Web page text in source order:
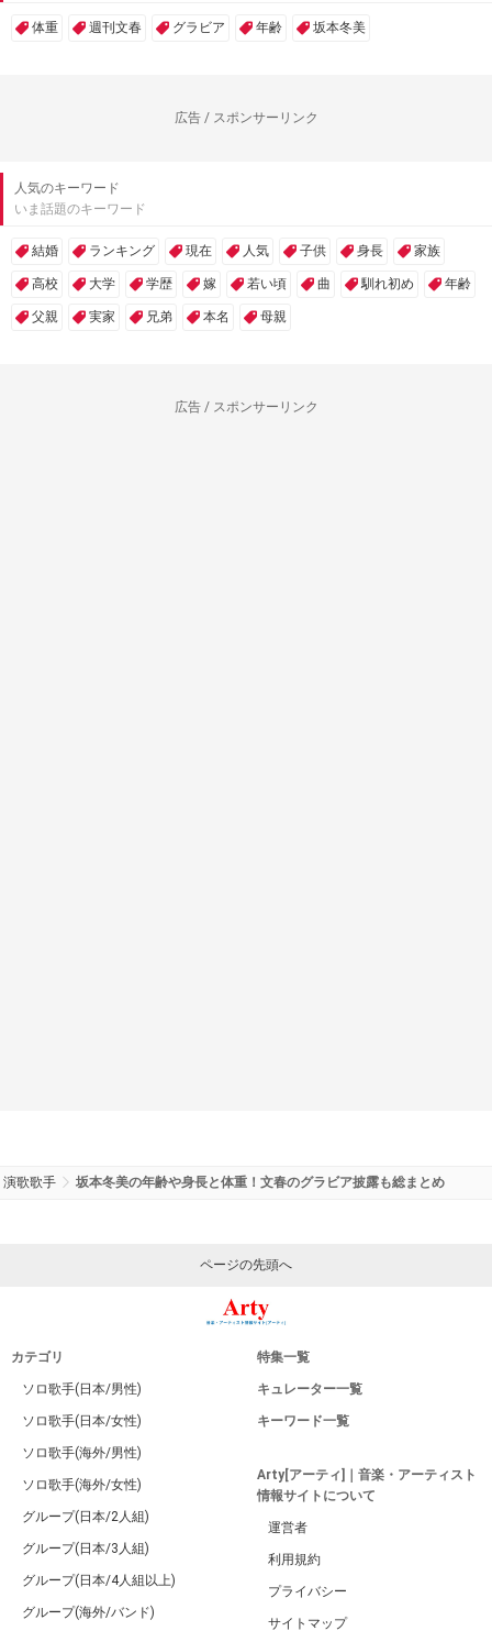
体重 週刊文春 グラビア 年齢 坂本冬美
広告 / スポンサーリンク
人気のキーワード
いま話題のキーワード
結婚 ランキング 現在 人気 子供 身長 家族
高校 大学 学歴 嫁 若い頃 曲 馴れ初め 年齢
父親 実家 兄弟 本名 母親
広告 / スポンサーリンク
演歌歌手 坂本冬美の年齢や身長と体重！文春のグラビア披露も総まとめ
ページの先頭へ
カテゴリ
ソロ歌手(日本/男性)
ソロ歌手(日本/女性)
ソロ歌手(海外/男性)
ソロ歌手(海外/女性)
グループ(日本/2人組)
グループ(日本/3人組)
グループ(日本/4人組以上)
グループ(海外/バンド)
特集一覧
キュレーター一覧
キーワード一覧
Arty[アーティ]｜音楽・アーティスト
情報サイトについて
運営者
利用規約
プライバシー
サイトマップ